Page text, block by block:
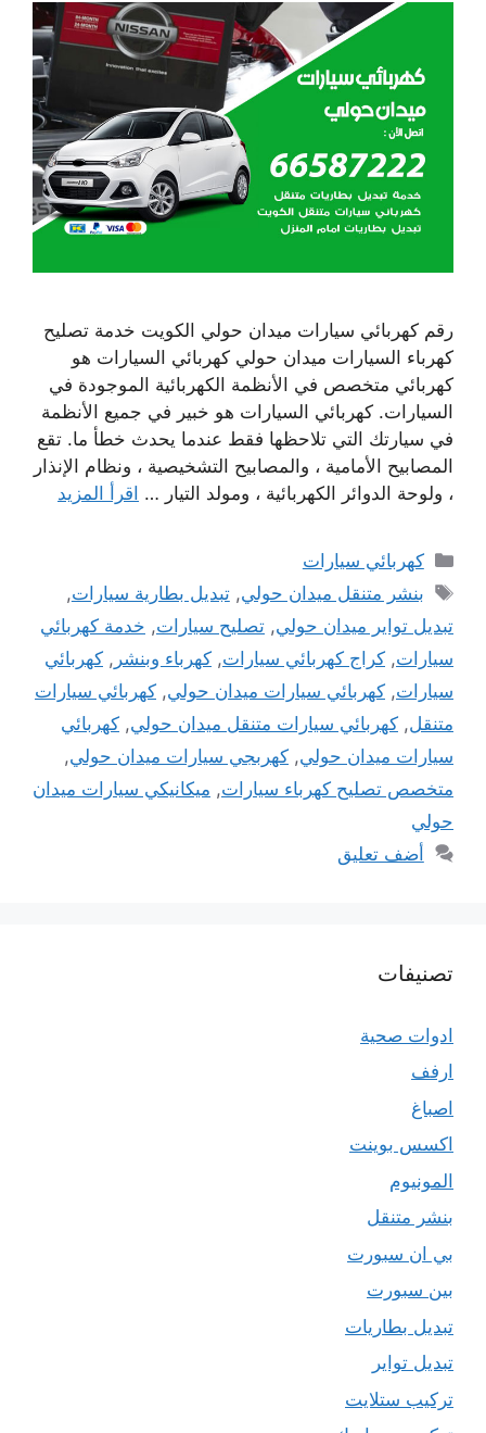
رقم كهربائي سيارات ميدان حولي الكويت خدمة تصليح
كهرباء السيارات ميدان حولي كهربائي السيارات هو
كهربائي متخصص في الأنظمة الكهربائية الموجودة في
السيارات. كهربائي السيارات هو خبير في جميع الأنظمة
في سيارتك التي تلاحظها فقط عندما يحدث خطأ ما. تقع
المصابيح الأمامية ، والمصابيح التشخيصية ، ونظام الإنذار
، ولوحة الدوائر الكهربائية ، ومولد التيار … اقرأ المزيد
التصنيفات
كهربائي سيارات
الوسوم
بنشر متنقل ميدان حولي,تبديل بطارية سيارات,
تبديل تواير ميدان حولي, تصليح سيارات, خدمة كهربائي
سيارات, كراج كهربائي سيارات, كهرباء وبنشر , كهربائي
سيارات, كهربائي سيارات ميدان حولي, كهربائي سيارات
متنقل, كهربائي سيارات متنقل ميدان حولي, كهربائي
سيارات ميدان حولي, كهربجي سيارات ميدان حولي,
متخصص تصليح كهرباء سيارات, ميكانيكي سيارات ميدان
حولي
أضف تعليق
تصنيفات
ادوات صحية
ارفف
اصباغ
اكسس بوينت
المونيوم
بنشر متنقل
بي ان سبورت
بين سبورت
تبديل بطاريات
تبديل تواير
تركيب ستلايت